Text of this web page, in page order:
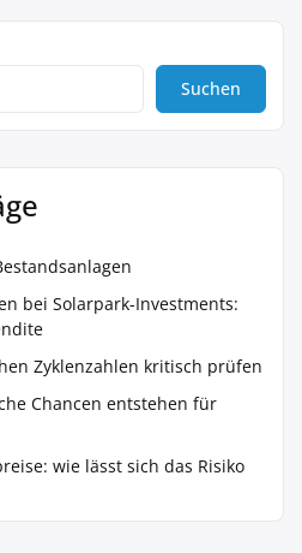
Suchen
bei Solarpark-Investments:
Zyklenzahlen kritisch prüfen
Chancen entstehen für
wie lässt sich das Risiko